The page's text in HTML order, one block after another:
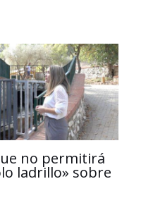
no permitirá
ladrillo» sobre